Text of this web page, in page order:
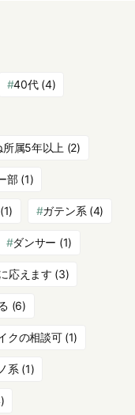
40代(4)
所属5年以上 (2)
部(1)
(1) ガテン系 (4)
ダンサー (1)
応えます (3)
(6)
クの相談可(1)
系 (1)